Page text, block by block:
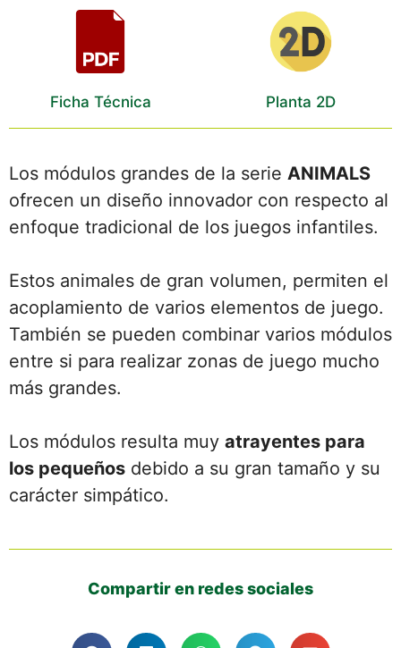
Ficha Técnica Planta 2D
Los módulos grandes de la serie ANIMALS
ofrecen un diseño innovador con respecto al
enfoque tradicional de los juegos infantiles.
Estos animales de gran volumen, permiten el
acoplamiento de varios elementos de juego.
También se pueden combinar varios módulos
entre si para realizar zonas de juego mucho
más grandes.
Los módulos resulta muy atrayentes para
los pequeños debido a su gran tamaño y su
carácter simpático.
Compartir en redes sociales